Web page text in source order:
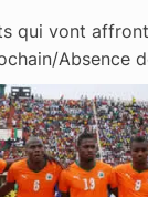
qui vont
Absence